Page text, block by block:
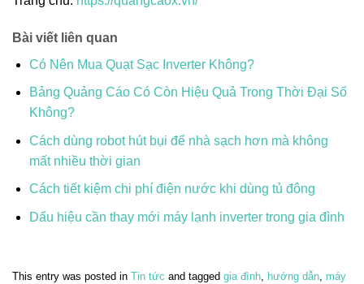
Bài viết liên quan
Có Nên Mua Quạt Sạc Inverter Không?
Bảng Quảng Cáo Có Còn Hiệu Quả Trong Thời Đại Số
Không?
Cách dùng robot hút bụi để nhà sạch hơn mà không
mất nhiều thời gian
Cách tiết kiệm chi phí điện nước khi dùng tủ đông
Dấu hiệu cần thay mới máy lạnh inverter trong gia đình
This entry was posted in Tin tức and tagged gia đình, hướng dẫn, máy